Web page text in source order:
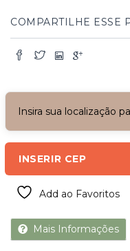
quantidade
COMPARTILHE ESSE
Insira sua localização
INSERIR CEP
Add ao Favoritos
Mais Informações